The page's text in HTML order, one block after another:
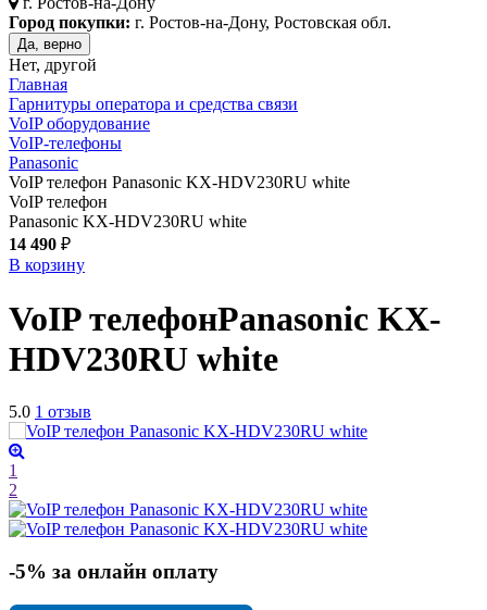
Город покупки: г. Ростов-на-Дону, Ростовская обл.
Да, верно
Нет, другой
Главная
Гарнитуры оператора и средства связи
VoIP оборудование
VoIP-телефоны
Panasonic
VoIP телефон Panasonic KX-HDV230RU white
VoIP телефон
Panasonic KX-HDV230RU white
14 490 ₽
В корзину
VoIP телефонPanasonic KX-
HDV230RU white
5.0 1 отзыв
1
2
-5% за онлайн оплату